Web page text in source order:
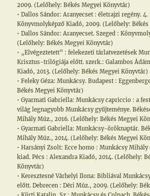
2009. (Lelőhely: Békés Megyei Könyvtár)
• Dallos Sándor: Aranyecset : életrajzi regény. 4.
Könyvmolyképző Kiadó, 2009. (Lelőhely:
• Dallos Sándor: Aranyecset. Szeged :
(Lelőhely: Békés Megyei Könyvtár)
• „Elvégeztetett” : felekezeti tárlatvezetések
Krisztus-trilógiája előtt. szerk.: Galambos
Kiadó, 2013. (Lelőhely: Békés Megyei Könyvtár)
• Feleky Géza: Munkácsy. Budapest :
Békés Megyei Könyvtár)
• Gyarmati Gabriella: Munkácsy capriccio : a
világ legnagyobb Munkácsy gyűjteménye.
Mihály Múz., 2016. (Lelőhely: Békés Megyei
• Gyarmati Gabriella: Munkácsy-öröknaptár.
Mihály Múz., 2014. (Lelőhely: Békés Megyei
• Harsányi Zsolt: Ecce homo : Munkácsy Mihály
kiad. Pécs : Alexandra Kiadó, 2014. (Lelőhely:
Könyvtár)
• Keresztesné Várhelyi Ilona: Bibliával
előtt. Debrecen : Déri Múz., 2009. (Lelőhely: